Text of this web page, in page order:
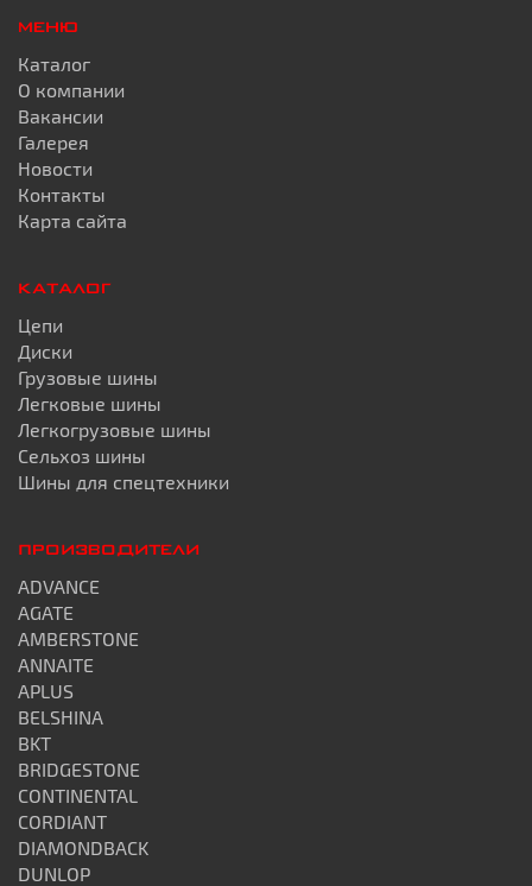
МЕНЮ
Каталог
О компании
Вакансии
Галерея
Новости
Контакты
Карта сайта
КАТАЛОГ
Цепи
Диски
Грузовые шины
Легковые шины
Легкогрузовые шины
Сельхоз шины
Шины для спецтехники
ПРОИЗВОДИТЕЛИ
ADVANCE
AGATE
AMBERSTONE
ANNAITE
APLUS
BELSHINA
BKT
BRIDGESTONE
CONTINENTAL
CORDIANT
DIAMONDBACK
DUNLOP